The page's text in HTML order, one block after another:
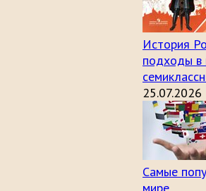
История
подходы в
25.07.2026
Самые